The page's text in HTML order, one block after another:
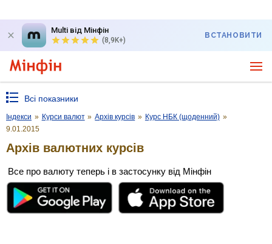
Multi від Мінфін
(8,9K+)
ВСТАНОВИТИ
Всі показники
Індекси » Курси валют » Архів курсів » Курс НБК (щоденний) »
9.01.2015
Архів валютних курсів
Все про валюту теперь і в застосунку від Мінфін